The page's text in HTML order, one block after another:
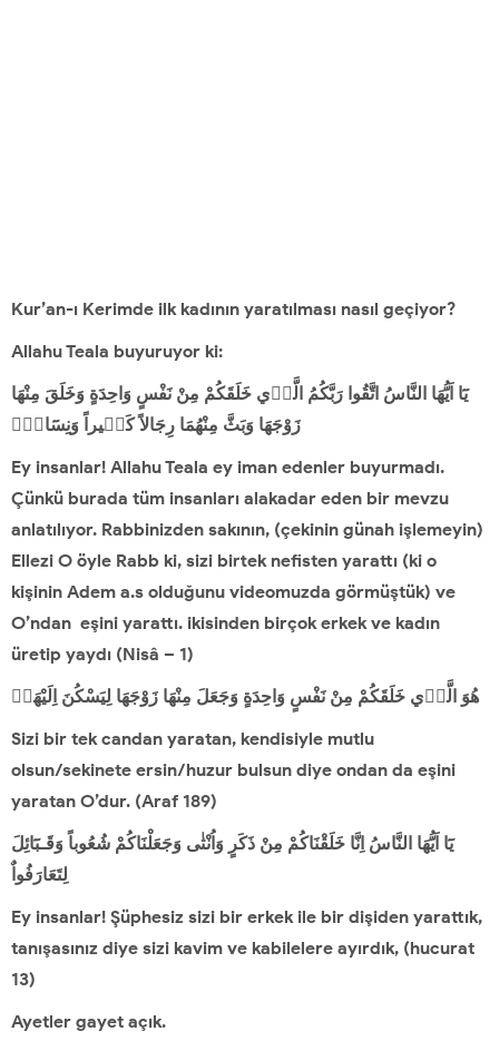
Kur’an-ı Kerimde ilk kadının yaratılması nasıl geçiyor?
Allahu Teala buyuruyor ki:
يَٓا اَيُّهَا النَّاسُ اتَّقُوا رَبَّكُمُ الَّذ۪ي خَلَقَكُمْ مِنْ نَفْسٍ وَاحِدَةٍ وَخَلَقَ مِنْهَا
زَوْجَهَا وَبَثَّ مِنْهُمَا رِجَالاً كَث۪يراً وَنِسَٓاءًۚ
Ey insanlar! Allahu Teala ey iman edenler buyurmadı.
Çünkü burada tüm insanları alakadar eden bir mevzu
anlatılıyor. Rabbinizden sakının, (çekinin günah işlemeyin)
Ellezi O öyle Rabb ki, sizi birtek nefisten yarattı (ki o
kişinin Adem a.s olduğunu videomuzda görmüştük) ve
O’ndan eşini yarattı. ikisinden birçok erkek ve kadın
üretip yaydı (Nisâ – 1)
هُوَ الَّذ۪ي خَلَقَكُمْ مِنْ نَفْسٍ وَاحِدَةٍ وَجَعَلَ مِنْهَا زَوْجَهَا لِيَسْكُنَ اِلَيْهَاۚ
Sizi bir tek candan yaratan, kendisiyle mutlu
olsun/sekinete ersin/huzur bulsun diye ondan da eşini
yaratan O’dur. (Araf 189)
يَٓا اَيُّهَا النَّاسُ اِنَّا خَلَقْنَاكُمْ مِنْ ذَكَرٍ وَاُنْثٰى وَجَعَلْنَاكُمْ شُعُوباً وَقَـبَٓائِلَ
لِتَعَارَفُواٌ
Ey insanlar! Şüphesiz sizi bir erkek ile bir dişiden yarattık,
tanışasınız diye sizi kavim ve kabilelere ayırdık, (hucurat
13)
Ayetler gayet açık.